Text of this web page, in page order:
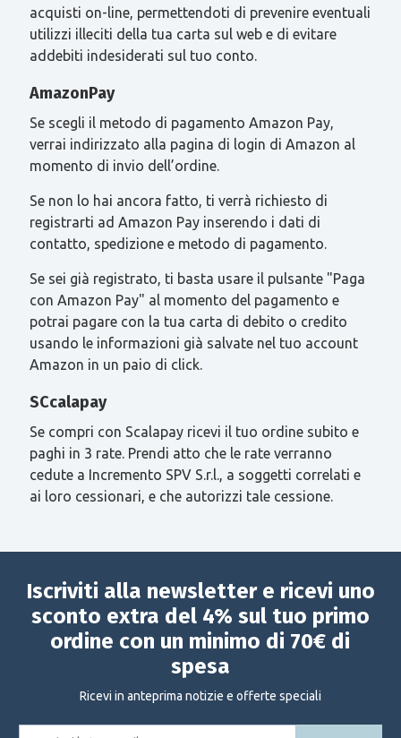
acquisti on-line, permettendoti di prevenire eventuali
utilizzi illeciti della tua carta sul web e di evitare
addebiti indesiderati sul tuo conto.
AmazonPay
Se scegli il metodo di pagamento Amazon Pay,
verrai indirizzato alla pagina di login di Amazon al
momento di invio dell’ordine.
Se non lo hai ancora fatto, ti verrà richiesto di
registrarti ad Amazon Pay inserendo i dati di
contatto, spedizione e metodo di pagamento.
Se sei già registrato, ti basta usare il pulsante "Paga
con Amazon Pay" al momento del pagamento e
potrai pagare con la tua carta di debito o credito
usando le informazioni già salvate nel tuo account
Amazon in un paio di click.
SCcalapay
Se compri con Scalapay ricevi il tuo ordine subito e
paghi in 3 rate. Prendi atto che le rate verranno
cedute a Incremento SPV S.r.l., a soggetti correlati e
ai loro cessionari, e che autorizzi tale cessione.
Iscriviti alla newsletter e ricevi uno
sconto extra del 4% sul tuo primo
ordine con un minimo di 70€ di
spesa
Ricevi in anteprima notizie e offerte speciali